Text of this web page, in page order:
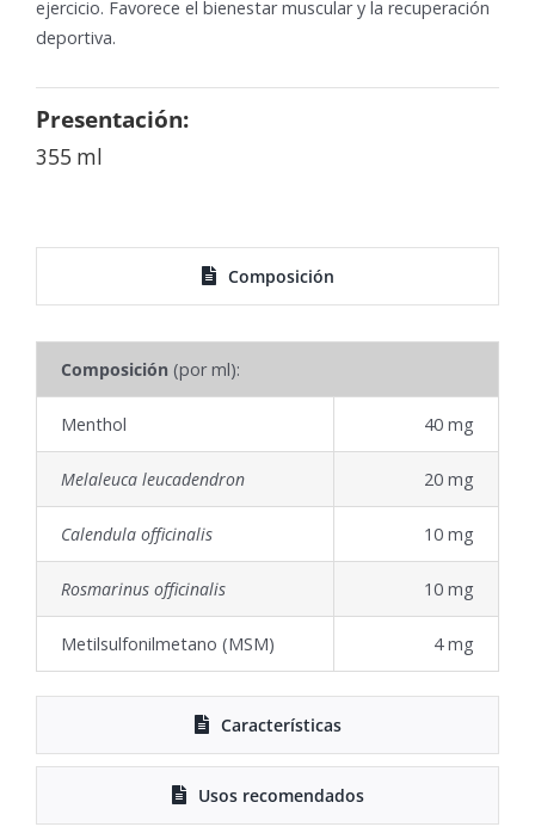
ejercicio. Favorece el bienestar muscular y la recuperación
deportiva.
Presentación:
355 ml
Composición
Composición (por ml):
Menthol 40 mg
Melaleuca leucadendron 20 mg
Calendula officinalis 10 mg
Rosmarinus officinalis 10 mg
Metilsulfonilmetano (MSM) 4 mg
Características
Usos recomendados